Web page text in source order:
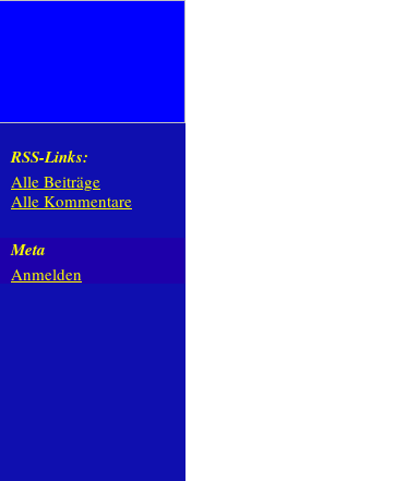
RSS-Links:
Alle Beiträge
Alle Kommentare
Meta
Anmelden